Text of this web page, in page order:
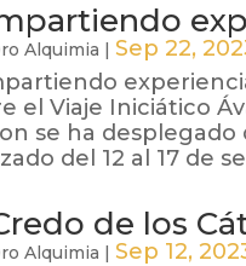
Alquimia | Sep 22,
el Viaje Iniciático
se ha desplegado
del 12 al 17 de
de los
Alquimia | Sep 12,